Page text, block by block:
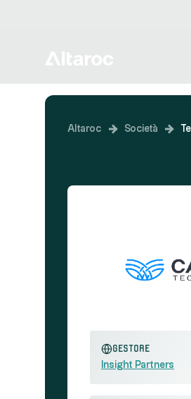
Altaroc Società
Gestore
Insight Partners